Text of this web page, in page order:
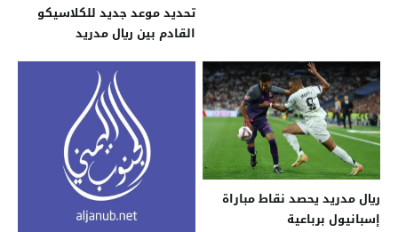
تحديد موعد جديد للكلاسيكو
القادم بين ريال مدريد
ريال مدريد يحصد نقاط مباراة
إسبانيول برباعية